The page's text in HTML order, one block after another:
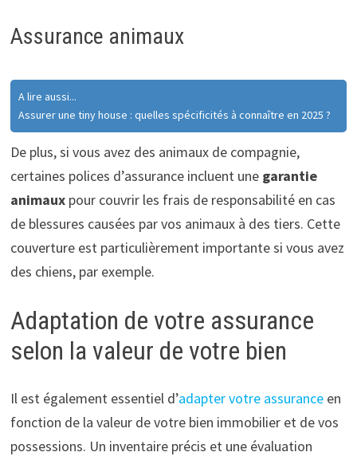
Assurance animaux
A lire aussi...
Assurer une tiny house : quelles spécificités à connaître en 2025 ?
De plus, si vous avez des animaux de compagnie,
certaines polices d’assurance incluent une garantie
animauxpour couvrir les frais de responsabilité en cas
de blessures causées par vos animaux à des tiers. Cette
couverture est particulièrement importante si vous avez
des chiens, par exemple.
Adaptation de votre assurance
selon la valeur de votre bien
Il est également essentiel d’adapter votre assuranceen
fonction de la valeur de votre bien immobilier et de vos
possessions. Un inventaire précis et une évaluation